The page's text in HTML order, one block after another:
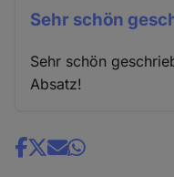
Sehr schön
Sehr schön
Absatz!
Share